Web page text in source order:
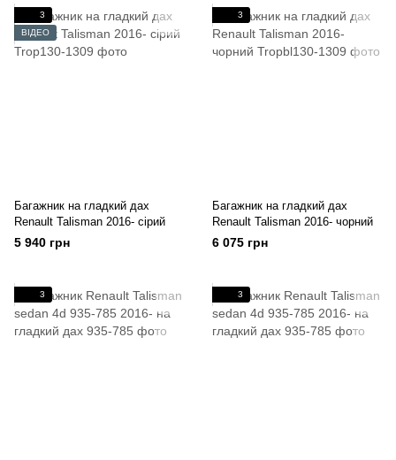
3
ВІДЕО
Багажник на гладкий дах
Renault Talisman 2016- сірий
5 940 грн
3
Багажник на гладкий дах
Renault Talisman 2016- чорний
6 075 грн
3 3